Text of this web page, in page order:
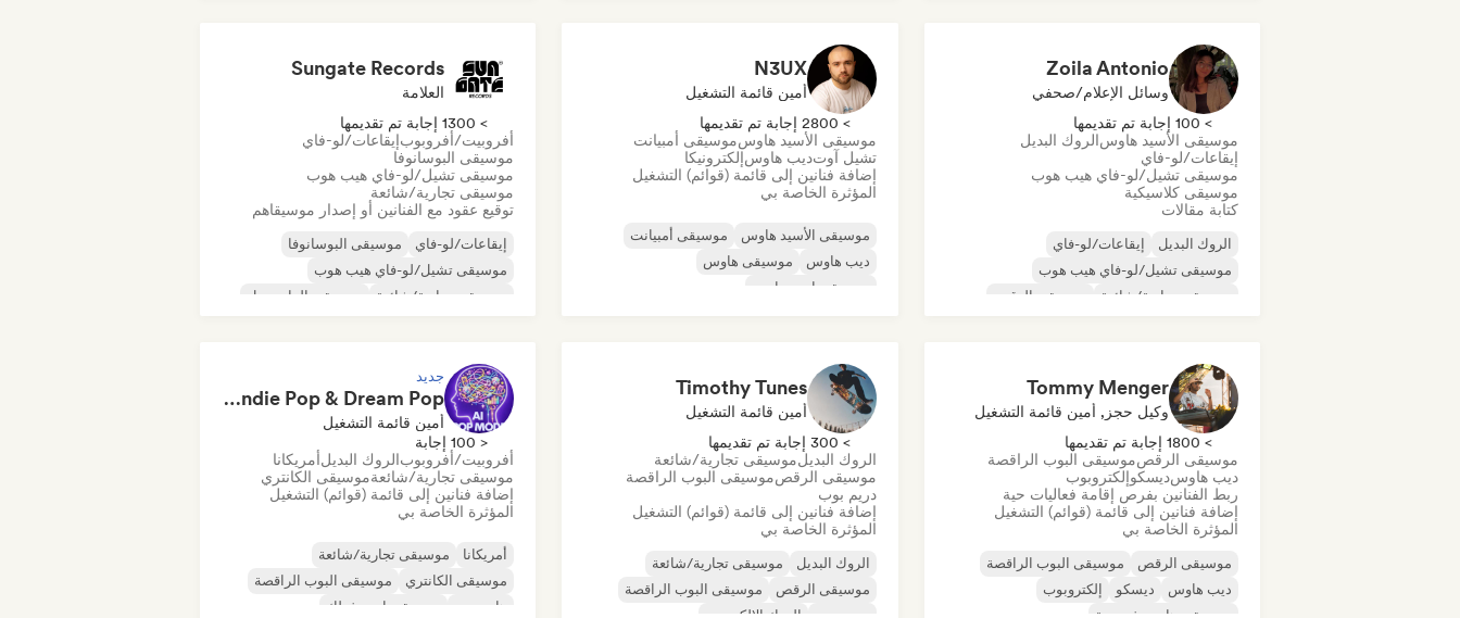
Zoila Antonio
وسائل الإعلام/صحفي
> 100 إجابة تم تقديمها
موسيقى الأسيد هاوسالروك البديل
إيقاعات/لو-فاي
موسيقى تشيل/لو-فاي هيب هوب
موسيقى كلاسيكية
كتابة مقالات
الروك البديل
إيقاعات/لو-فاي
موسيقى تشيل/لو-فاي هيب هوب
موسيقى تجارية/شائعة
موسيقى الرقص
N3UX
أمين قائمة التشغيل
> 2800 إجابة تم تقديمها
موسيقى الأسيد هاوسموسيقى أمبيانت
تشيل آوتديب هاوسإلكترونيكا
إضافة فنانين إلى قائمة (قوائم) التشغيل
المؤثرة الخاصة بي
موسيقى الأسيد هاوس
موسيقى أمبيانت
ديب هاوس
موسيقى هاوس
موسيقى إندي دانس
Sungate Records
العلامة
> 1300 إجابة تم تقديمها
أفروبيت/أفروبوبإيقاعات/لو-فاي
موسيقى البوسانوفا
موسيقى تشيل/لو-فاي هيب هوب
موسيقى تجارية/شائعة
توقيع عقود مع الفنانين أو إصدار موسيقاهم
إيقاعات/لو-فاي
موسيقى البوسانوفا
موسيقى تشيل/لو-فاي هيب هوب
موسيقى تجارية/شائعة
موسيقى الدانسهول
Tommy Menger
وكيل حجز, أمين قائمة التشغيل
> 1800 إجابة تم تقديمها
موسيقى الرقصموسيقى البوب الراقصة
ديب هاوسديسكوإلكتروبوب
ربط الفنانين بفرص إقامة فعاليات حية
إضافة فنانين إلى قائمة (قوائم) التشغيل
المؤثرة الخاصة بي
موسيقى الرقص
موسيقى البوب الراقصة
ديب هاوس
ديسكو
إلكتروبوب
Timothy Tunes
أمين قائمة التشغيل
> 300 إجابة تم تقديمها
الروك البديلموسيقى تجارية/شائعة
موسيقى الرقصموسيقى البوب الراقصة
دريم بوب
إضافة فنانين إلى قائمة (قوائم) التشغيل
المؤثرة الخاصة بي
الروك البديل
موسيقى تجارية/شائعة
موسيقى الرقص
موسيقى البوب الراقصة
جديد
Pop Machine Mode 🤖 AI Music, Indie Pop & Dream Pop
أمين قائمة التشغيل
< 100 إجابة
أفروبيت/أفروبوبالروك البديلأمريكانا
موسيقى تجارية/شائعةموسيقى الكانتري
إضافة فنانين إلى قائمة (قوائم) التشغيل
المؤثرة الخاصة بي
أمريكانا
موسيقى تجارية/شائعة
موسيقى الكانتري
موسيقى البوب الراقصة
هايبربوب
موسيقى إندي فولك